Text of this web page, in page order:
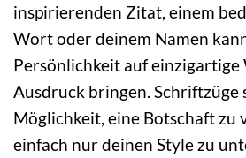
inspirierenden Zitat, einem
Wort oder deinem Namen
Persönlichkeit auf einzigartige
Ausdruck bringen. Schriftzüge
Möglichkeit, eine Botschaft
einfach nur deinen Style zu